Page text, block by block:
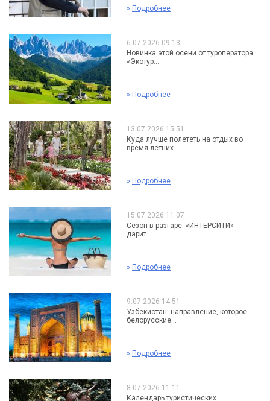
» Подробнее
6.07.2026 09:13
Новинка этой осени от туроператора
«Экотур...
» Подробнее
13.07.2026 15:51
Куда лучше полететь на отдых во
время летних...
» Подробнее
15.07.2026 11:07
Сезон в разгаре: «ИНТЕРСИТИ»
дарит...
» Подробнее
9.07.2026 14:51
Узбекистан: направление, которое
белорусские...
» Подробнее
8.07.2026 11:11
Календарь туристических